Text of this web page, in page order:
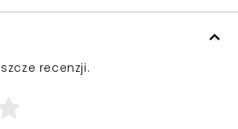
recenzji.